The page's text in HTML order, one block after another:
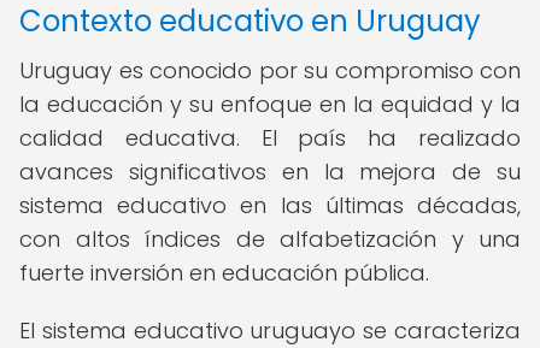
Contexto educativo en Uruguay
Uruguay es conocido por su compromiso con
la educación y su enfoque en la equidad y la
calidad educativa. El país ha realizado
avances significativos en la mejora de su
sistema educativo en las últimas décadas,
con altos índices de alfabetización y una
fuerte inversión en educación pública.
El sistema educativo uruguayo se caracteriza